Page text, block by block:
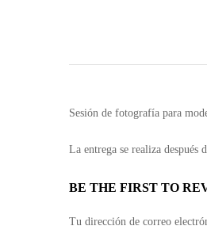
Sesión de fotografía para
La entrega se realiza después
BE THE FIRST TO
Tu dirección de correo